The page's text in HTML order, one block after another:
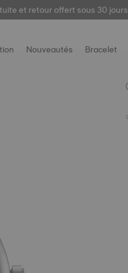
et retour offert sous 30 jours
Nouveautés Bracelet